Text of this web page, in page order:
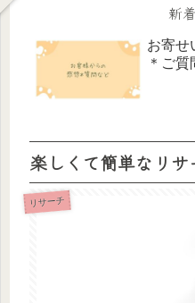
新
お寄せ
＊ご質
楽しくて簡単なリサ
リサーチ